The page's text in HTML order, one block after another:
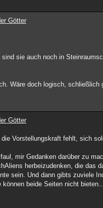
Götter
sind sie auch noch in
Wäre doch logisch,
Götter
Vorstellungskraft fehlt, sich
mir Gedanken darüber zu
herbeizudenken, die das
sein. Und dann gibts zuviele
können beide Seiten nicht